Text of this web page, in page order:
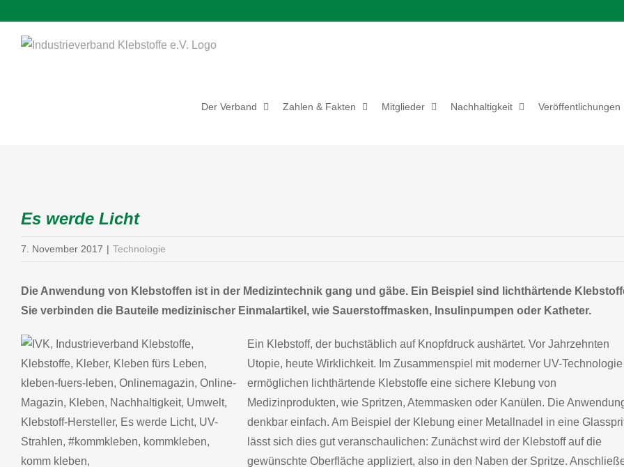
springen
Der Verband Zahlen & Fakten Mitglieder Nachhaltigkeit Veröffentlichungen
grösseres
Es werde Licht
7. November 2017 | Technologie
Die Anwendung von Klebstoffen ist in der Medizintechnik gang und gäbe. Ein Beispiel sind lichthärtende
Sie verbinden die Bauteile medizinischer Einmalartikel, wie Sauerstoffmasken, Insulinpumpen oder Katheter.
Ein Klebstoff, der buchstäblich auf Knopfdruck aushärtet. Vor Jahrzehnten
Utopie, heute Wirklichkeit. Im Zusammenspiel mit moderner UV-Technologie
ermöglichen lichthärtende Klebstoffe eine sichere Klebung von
Medizinprodukten, wie Spritzen, Atemmasken oder Kanülen. Die
denkbar einfach. Am Beispiel der Klebung einer Metallnadel in eine
lässt sich dies gut veranschaulichen: Zunächst wird der Klebstoff auf die
gewünschte Oberfläche appliziert, also in den Naben der Spritze.